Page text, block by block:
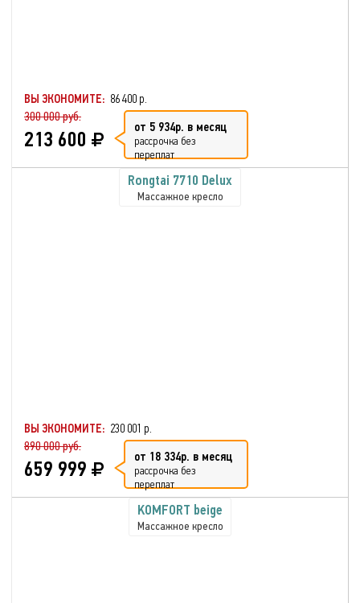
ВЫ ЭКОНОМИТЕ: 86 400 р.
300 000 руб.
213 600 от 5 934р. в месяц
рассрочка без
переплат
Rongtai 7710 Delux
Массажное кресло
ВЫ ЭКОНОМИТЕ: 230 001 р.
890 000 руб.
659 999 от 18 334р. в месяц
рассрочка без
переплат
KOMFORT beige
Массажное кресло